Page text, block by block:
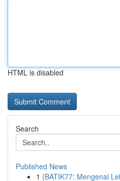
HTML is disabled
Search
Published News
1 {BATIK77: Mengenal